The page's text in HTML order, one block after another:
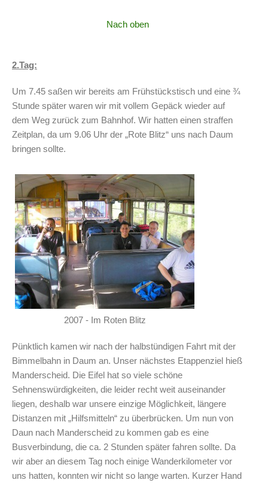
Nach oben
2.Tag:
Um 7.45 saßen wir bereits am Frühstückstisch und eine ¾
Stunde später waren wir mit vollem Gepäck wieder auf
dem Weg zurück zum Bahnhof. Wir hatten einen straffen
Zeitplan, da um 9.06 Uhr der „Rote Blitz“ uns nach Daum
bringen sollte.
2007 - Im Roten Blitz
Pünktlich kamen wir nach der halbstündigen Fahrt mit der
Bimmelbahn in Daum an. Unser nächstes Etappenziel hieß
Manderscheid. Die Eifel hat so viele schöne
Sehnenswürdigkeiten, die leider recht weit auseinander
liegen, deshalb war unsere einzige Möglichkeit, längere
Distanzen mit „Hilfsmitteln“ zu überbrücken. Um nun von
Daun nach Manderscheid zu kommen gab es eine
Busverbindung, die ca. 2 Stunden später fahren sollte. Da
wir aber an diesem Tag noch einige Wanderkilometer vor
uns hatten, konnten wir nicht so lange warten. Kurzer Hand